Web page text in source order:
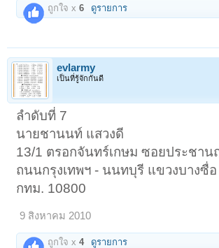
ถูกใจ x6 ดูรายการ
evlarmy
เป็นที่รู้จักกันดี
ลำดับที่ 7
นายชานนท์ แสวงดี
13/1 ตรอกจันทร์เกษม ซอยประชาน
ถนนกรุงเทพฯ - นนทบุรี แขวงบางซื่
กทม. 10800
9 สิงหาคม 2010
ถูกใจ x4 ดูรายการ